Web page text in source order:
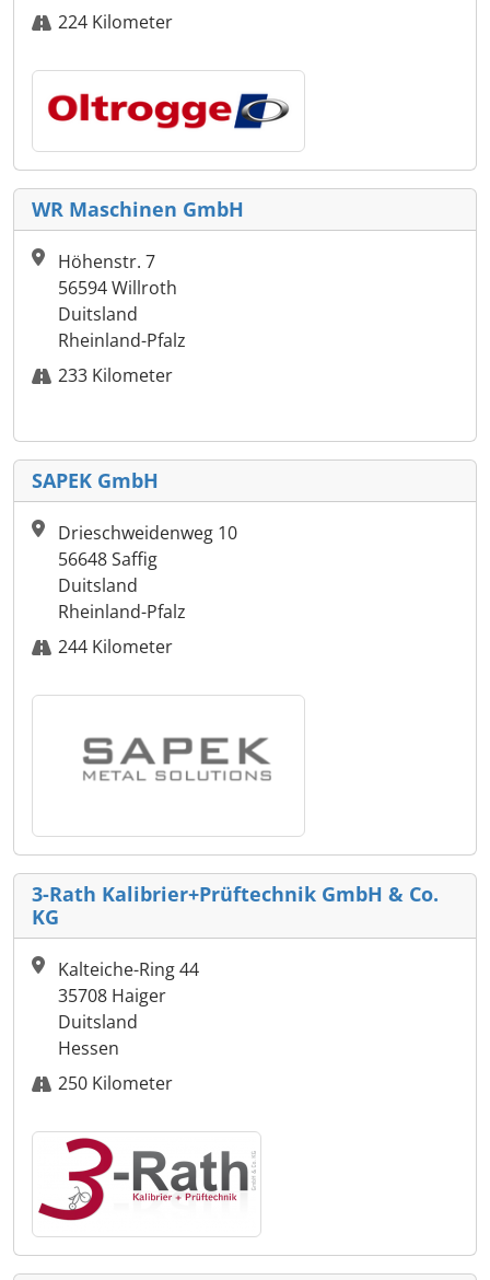
224 Kilometer
WR Maschinen GmbH
Höhenstr. 7
56594 Willroth
Duitsland
Rheinland-Pfalz
233 Kilometer
SAPEK GmbH
Drieschweidenweg 10
56648 Saffig
Duitsland
Rheinland-Pfalz
244 Kilometer
3-Rath Kalibrier+Prüftechnik GmbH & Co.
KG
Kalteiche-Ring 44
35708 Haiger
Duitsland
Hessen
250 Kilometer